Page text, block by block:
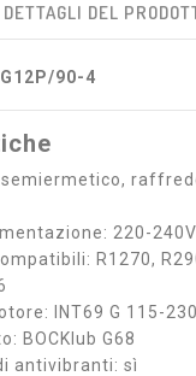
DETTAGLI DEL
90-4
220-
R1270,
INT69 G 115-
BOCKlub G68
antivibranti: sì